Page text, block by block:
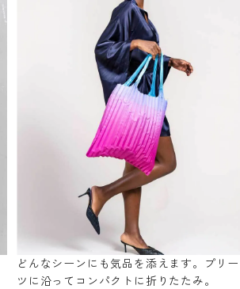
どんなシーンにも気品を添えます。プリー
ツに沿ってコンパクトに折りたたみ。